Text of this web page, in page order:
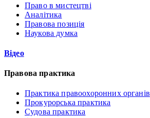
Право в мистецтві
Аналітика
Правова позиція
Наукова думка
Відео
Правова практика
Практика правоохоронних органів
Прокурорська практика
Судова практика